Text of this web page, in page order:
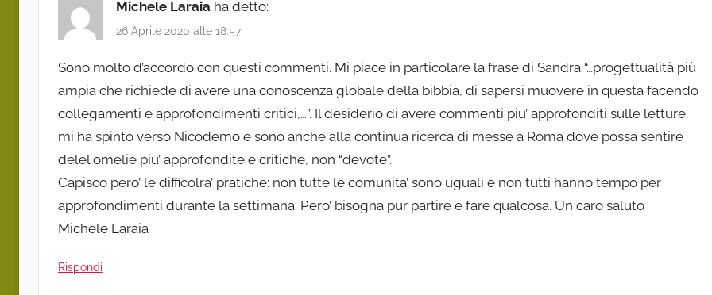
Michele Laraia ha detto:
26 Aprile 2020 alle 18:57
Sono molto d’accordo con questi commenti. Mi piace in particolare la frase di Sandra “…progettualità più
ampia che richiede di avere una conoscenza globale della bibbia, di sapersi muovere in questa facendo
collegamenti e approfondimenti critici,…”. Il desiderio di avere commenti piu’ approfonditi sulle letture
mi ha spinto verso Nicodemo e sono anche alla continua ricerca di messe a Roma dove possa sentire
delel omelie piu’ approfondite e critiche, non “devote”.
Capisco pero’ le difficolra’ pratiche: non tutte le comunita’ sono uguali e non tutti hanno tempo per
approfondimenti durante la settimana. Pero’ bisogna pur partire e fare qualcosa. Un caro saluto
Michele Laraia
Rispondi